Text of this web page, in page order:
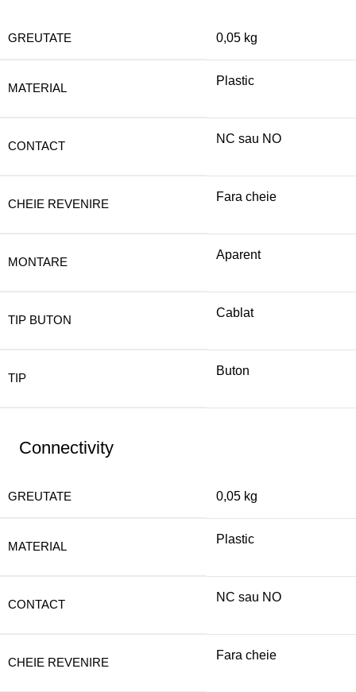
GREUTATE 0,05 kg
MATERIAL
Plastic
CONTACT
NC sau NO
CHEIE REVENIRE
Fara cheie
MONTARE
Aparent
TIP BUTON
Cablat
TIP
Buton
Connectivity
GREUTATE 0,05 kg
MATERIAL
Plastic
CONTACT
NC sau NO
CHEIE REVENIRE
Fara cheie